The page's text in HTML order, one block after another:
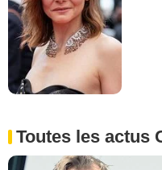
Toutes les actus